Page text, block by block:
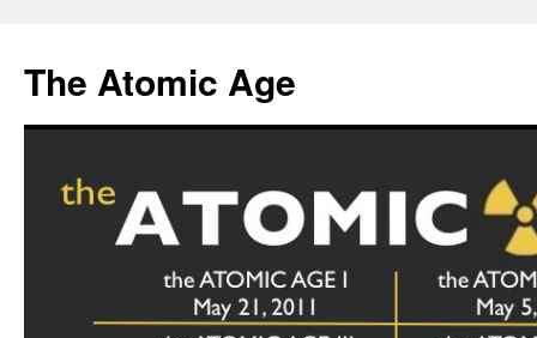
content
The Atomic Age